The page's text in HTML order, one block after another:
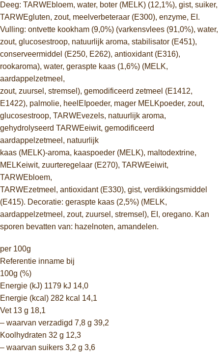
Deeg: TARWEbloem, water, boter (MELK) (12,1%), gist, suiker,
TARWEgluten, zout, meelverbeteraar (E300), enzyme, EI.
Vulling: ontvette kookham (9,0%) (varkensvlees (91,0%), water,
zout, glucosestroop, natuurlijk aroma, stabilisator (E451),
conserveermiddel (E250, E262), antioxidant (E316),
rookaroma), water, geraspte kaas (1,6%) (MELK,
aardappelzetmeel,
zout, zuursel, stremsel), gemodificeerd zetmeel (E1412,
E1422), palmolie, heelEIpoeder, mager MELKpoeder, zout,
glucosestroop, TARWEvezels, natuurlijk aroma,
gehydrolyseerd TARWEeiwit, gemodificeerd
aardappelzetmeel, natuurlijk
kaas (MELK)-aroma, kaaspoeder (MELK), maltodextrine,
MELKeiwit, zuurteregelaar (E270), TARWEeiwit,
TARWEbloem,
TARWEzetmeel, antioxidant (E330), gist, verdikkingsmiddel
(E415). Decoratie: geraspte kaas (2,5%) (MELK,
aardappelzetmeel, zout, zuursel, stremsel), EI, oregano. Kan
sporen bevatten van: hazelnoten, amandelen.
per 100g
Referentie inname bij
100g (%)
Energie (kJ) 1179 kJ 14,0
Energie (kcal) 282 kcal 14,1
Vet 13 g 18,1
– waarvan verzadigd 7,8 g 39,2
Koolhydraten 32 g 12,3
– waarvan suikers 3,2 g 3,6